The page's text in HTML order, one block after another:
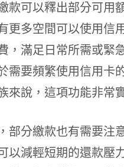
款可以釋出部分可用
更多空間可以使用信
，滿足日常所需或緊
需要頻繁使用信用卡
來說，這項功能非常
部分繳款也有需要注
以減輕短期的還款壓